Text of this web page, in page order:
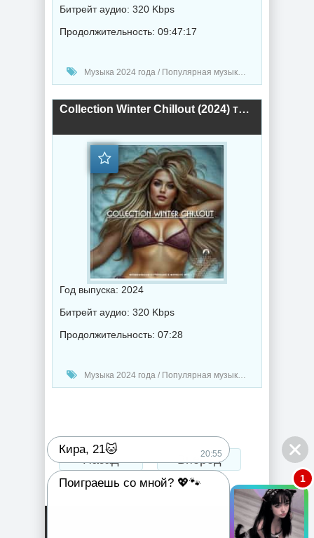
Битрейт аудио: 320 Kbps
Продолжительность: 09:47:17
Музыка 2024 года / Популярная музыка / Электронная музыка / Музыка VA / Chillout music
Collection Winter Chillout (2024) торрент
Год выпуска: 2024
Битрейт аудио: 320 Kbps
Продолжительность: 07:28
Музыка 2024 года / Популярная музыка / Электронная музыка / Музыка VA / Chillout music
Назад Вперед
Кира, 21🐱 20:55
Поиграешь со мной? 💖🐾 1